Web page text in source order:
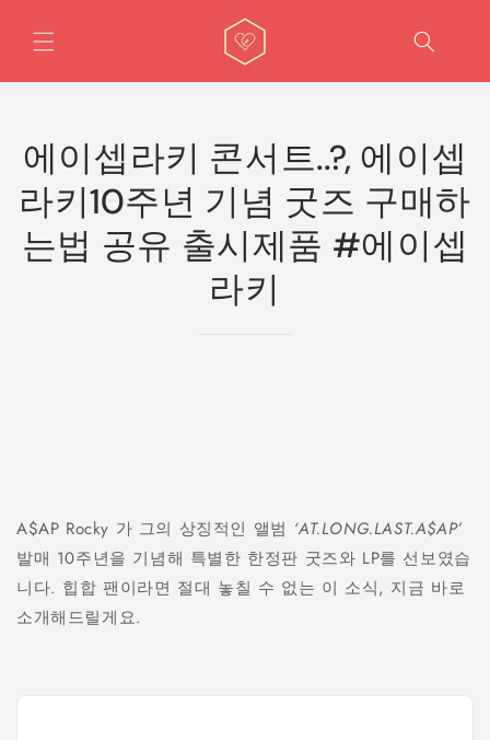
뛰기
에이셉라키 콘서트..?, 에이셉
라키10주년 기념 굿즈 구매하
는법 공유 출시제품 #에이셉
라키
A$AP Rocky 가 그의 상징적인 앨범 ‘AT.LONG.LAST.A$AP’
발매 10주년을 기념해 특별한 한정판 굿즈와 LP를 선보였습
니다. 힙합 팬이라면 절대 놓칠 수 없는 이 소식, 지금 바로
소개해드릴게요.